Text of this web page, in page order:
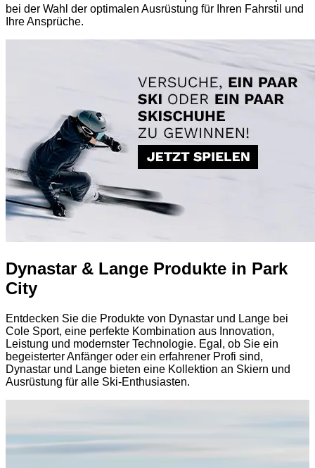
bei der Wahl der optimalen Ausrüstung für Ihren Fahrstil und
Ihre Ansprüche.
Dynastar & Lange Produkte in Park
City
Entdecken Sie die Produkte von Dynastar und Lange bei
Cole Sport, eine perfekte Kombination aus Innovation,
Leistung und modernster Technologie. Egal, ob Sie ein
begeisterter Anfänger oder ein erfahrener Profi sind,
Dynastar und Lange bieten eine Kollektion an Skiern und
Ausrüstung für alle Ski-Enthusiasten.